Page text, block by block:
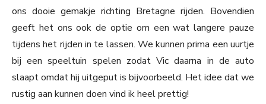
ons dooie gemakje richting Bretagne rijden. Bovendien
geeft het ons ook de optie om een wat langere pauze
tijdens het rijden in te lassen. We kunnen prima een uurtje
bij een speeltuin spelen zodat Vic daarna in de auto
slaapt omdat hij uitgeput is bijvoorbeeld. Het idee dat we
rustig aan kunnen doen vind ik heel prettig!